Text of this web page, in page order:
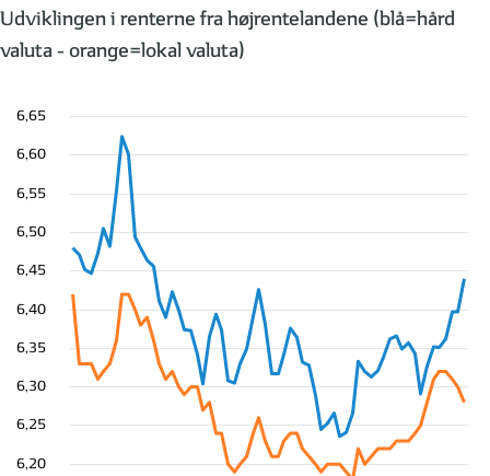
Udviklingen i renterne fra højrentelandene (blå=hård
valuta - orange=lokal valuta)
6,20
6,25
6,30
6,35
6,40
6,45
6,50
6,55
6,60
6,65